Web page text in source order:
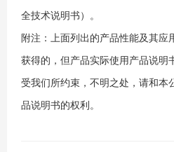
全技术说明书）。
附注：上面列出的产品性能及其应
获得的，但产品实际使用产品说明
受我们所约束，不明之处，请和本
品说明书的权利。